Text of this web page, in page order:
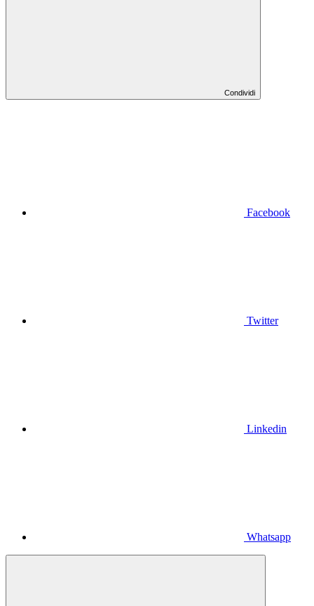
Condividi
Facebook
Twitter
Linkedin
Whatsapp